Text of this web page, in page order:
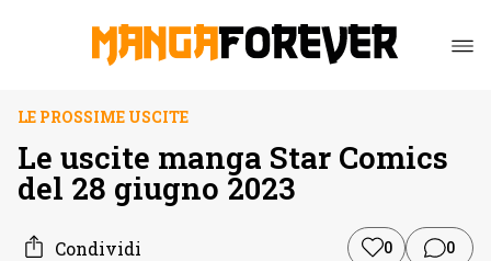
LE PROSSIME USCITE
Le uscite manga Star Comics
del 28 giugno 2023
Condividi 0 0